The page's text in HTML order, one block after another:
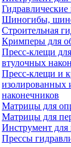
Шиногибы,
Строительная
Кримперы для
Пресс-клещи
втулочных
Пресс-клещи и
изолированных
наконечников
Матрицы для
Матрицы для
Инструмент для
Прессы